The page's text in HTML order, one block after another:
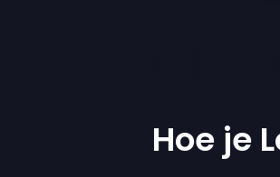
Hoe je